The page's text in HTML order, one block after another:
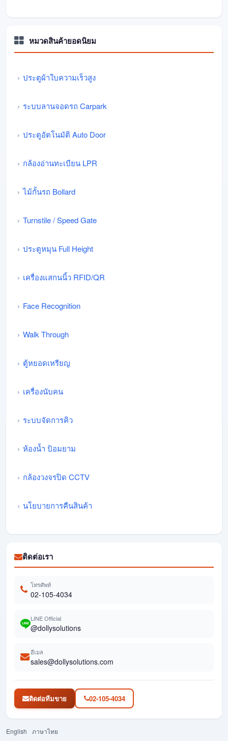
หมวดสินค้ายอดนิยม
ประตูผ้าใบความเร็วสูง
ระบบลานจอดรถ Carpark
ประตูอัตโนมัติ Auto Door
กล้องอ่านทะเบียน LPR
ไม้กั้นรถ Bollard
Turnstile / Speed Gate
ประตูหมุน Full Height
เครื่องแสกนนิ้ว RFID/QR
Face Recognition
Walk Through
ตู้หยอดเหรียญ
เครื่องนับคน
ระบบจัดการคิว
ห้องน้ำ ป้อมยาม
กล้องวงจรปิด CCTV
นโยบายการคืนสินค้า
ติดต่อเรา
โทรศัพท์
02-105-4034
LINE Official
@dollysolutions
อีเมล
sales@dollysolutions.com
ติดต่อทีมขาย 02-105-4034
English ภาษาไทย